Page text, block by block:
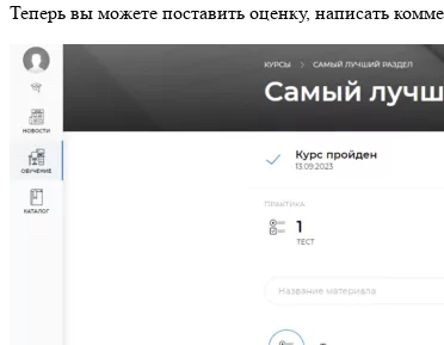
Теперь вы можете поставить оценку, написать